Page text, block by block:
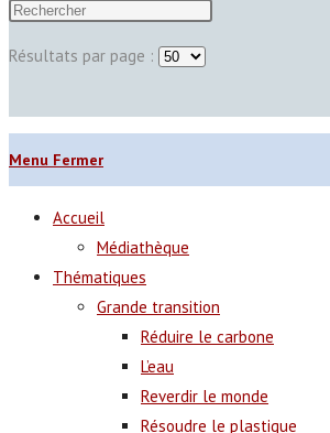
Résultats par page :
Menu Fermer
Accueil
Médiathèque
Thématiques
Grande transition
Réduire le carbone
L’eau
Reverdir le monde
Résoudre le plastique